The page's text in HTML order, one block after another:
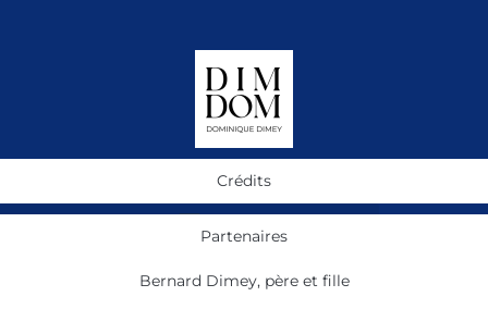
Crédits
Partenaires
Bernard Dimey, père et fille